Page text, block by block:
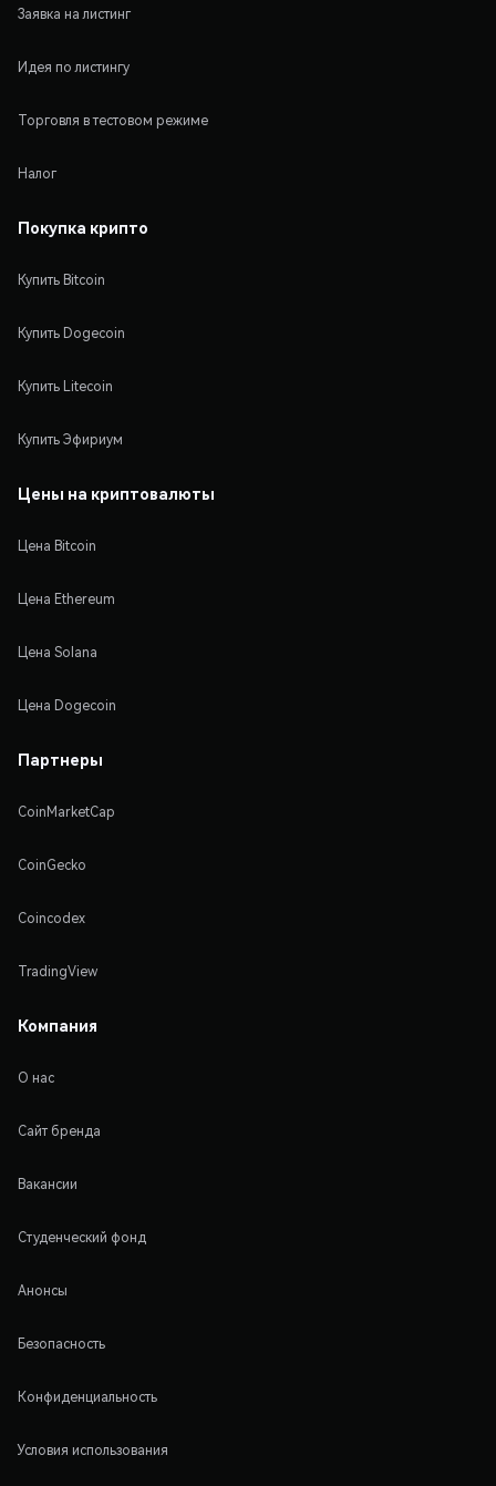
Заявка на листинг
Идея по листингу
Торговля в тестовом режиме
Налог
Покупка крипто
Купить Bitcoin
Купить Dogecoin
Купить Litecoin
Купить Эфириум
Цены на криптовалюты
Цена Bitcoin
Цена Ethereum
Цена Solana
Цена Dogecoin
Партнеры
CoinMarketCap
CoinGecko
Coincodex
TradingView
Компания
О нас
Сайт бренда
Вакансии
Студенческий фонд
Анонсы
Безопасность
Конфиденциальность
Условия использования